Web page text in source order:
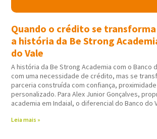
Quando o crédito se
a história da Be Strong
do Vale
A história da Be Strong Academia com o Banco
com uma necessidade de crédito, mas se
parceria construída com confiança,
personalizado. Para Alex Junior Gonçalves,
academia em Indaial, o diferencial do Banco do
Leia mais »